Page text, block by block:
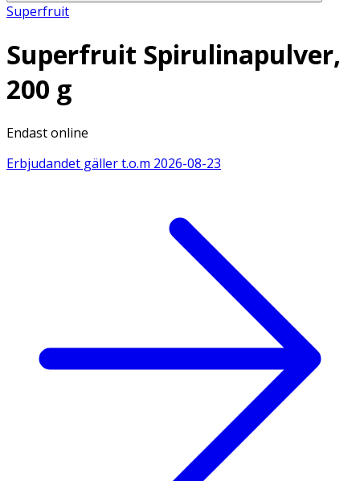
Superfruit
Superfruit Spirulinapulver,
200 g
Endast online
Erbjudandet gäller t.o.m 2026-08-23